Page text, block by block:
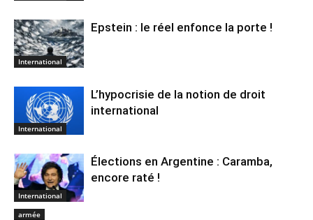
International
Epstein : le réel enfonce la porte !
International
L’hypocrisie de la notion de droit
international
International
Élections en Argentine : Caramba,
encore raté !
armée